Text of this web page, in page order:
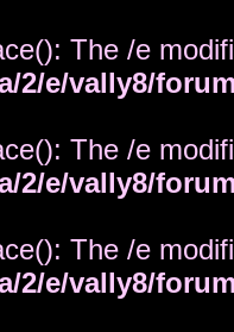
The /e
2/e/vally8/
The /e
2/e/vally8/
The /e
2/e/vally8/